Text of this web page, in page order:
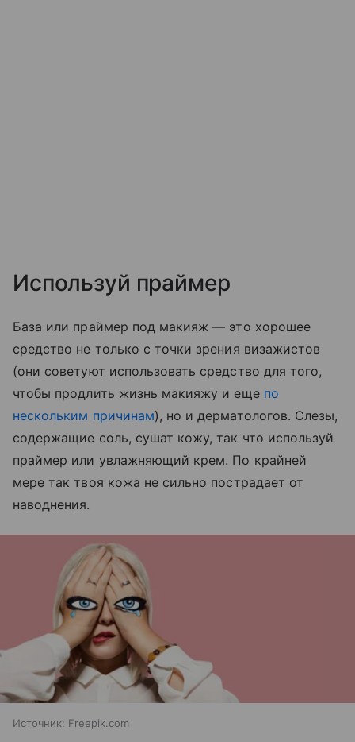
Используй праймер
База или праймер под макияж — это хорошее
средство не только с точки зрения визажистов
(они советуют использовать средство для того,
чтобы продлить жизнь макияжу и еще по
нескольким причинам), но и дерматологов. Слезы,
содержащие соль, сушат кожу, так что используй
праймер или увлажняющий крем. По крайней
мере так твоя кожа не сильно пострадает от
наводнения.
Источник: Freepik.com